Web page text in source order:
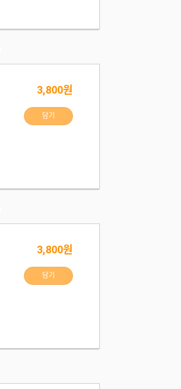
3,800원
담기
3,800원
담기